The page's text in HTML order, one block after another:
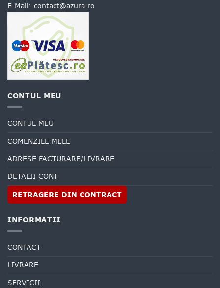
E-Mail: contact@azura.ro
CONTUL MEU
CONTUL MEU
COMENZILE MELE
ADRESE FACTURARE/LIVRARE
DETALII CONT
RETRAGERE DIN CONTRACT
INFORMATII
CONTACT
LIVRARE
SERVICII